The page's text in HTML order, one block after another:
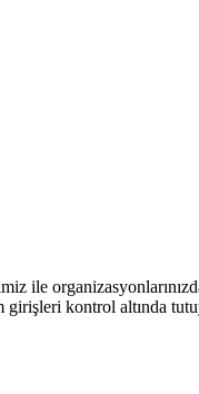
ile
kontrol altında